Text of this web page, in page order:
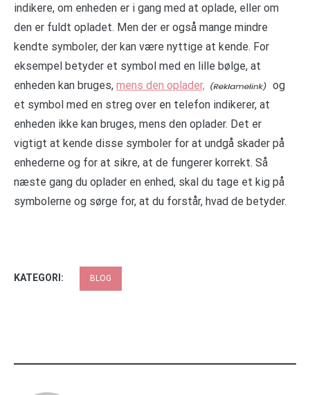
indikere, om enheden er i gang med at oplade, eller om
den er fuldt opladet. Men der er også mange mindre
kendte symboler, der kan være nyttige at kende. For
eksempel betyder et symbol med en lille bølge, at
enheden kan bruges, mens den oplader,
og
et symbol med en streg over en telefon indikerer, at
enheden ikke kan bruges, mens den oplader. Det er
vigtigt at kende disse symboler for at undgå skader på
enhederne og for at sikre, at de fungerer korrekt. Så
næste gang du oplader en enhed, skal du tage et kig på
symbolerne og sørge for, at du forstår, hvad de betyder.
KATEGORI: BLOG